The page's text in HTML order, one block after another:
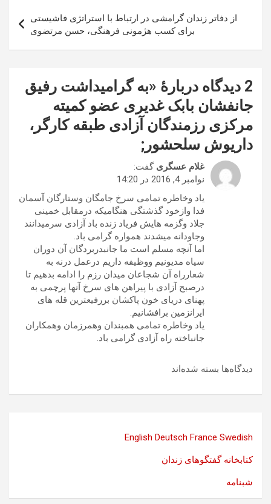
از دفاتر زندان گرامشی در ارتباط با استراتژی فاشيستی
برای كسب هژمونی فرهنگی، حسن مرتضوی
2 دیدگاه دربارهٔ «
به گرامیداشت رفیق
جانفشان بابک غدیری عضو کمیته
مرکزی رزمندگان آزادی طبقه کارگر،
داریوش سلحشور ;
غلام عسگری گفت:
نوامبر 4, 2016 در 14:20
یاد وخاطره تمامی سرخ جامگان وستارگان آسمان
فدا وازخود گذشتگی هنگامیکه درمقابل خمینی
جلاد وگزمه هایش فریاد زنده باد آزادی سرمیدانند
وجاودانه میشدند همواره گرامی باد.
اما آنچه مسلم است ما جانبدربردگان آن دوران
سیاه مدیونیم ووظیفه داریم درعمل درنه به
شعارراه آن شجاعان میدان رزم را ادامه بدهیم تا
درصبح آزادی با پیراهن های سرخ آنها پرچمی به
پهنای دریای خون پاکشان بررفیعترین قله های
ایرانزمین برافشانیم.
یاد وخاطره تمامی همبندان وهمرزمان وهمکاران
جانباخته راه آزادی گرامی باد.
دیدگاه‌ها بسته شده‌اند
English Deutsch France Swedish
کتابخانه گفتگوهای زندان
شبنامه